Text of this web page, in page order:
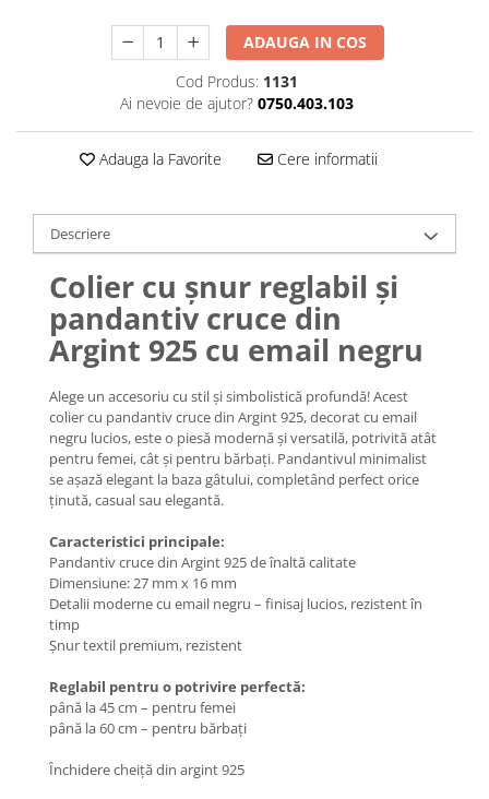
Lănțișoare cu Semilună
Lănțișoare cu Zodii
Lănțișoare cu Animale
Lănțișoare cu Pietre Naturale
Coliere cu Perle Naturale
COLIERE ȘNUR REGLABIL
Coliere cu Inimioare
Coliere cu Cruce
Coliere cu Stea
Coliere cu Soare
Coliere cu Semilună
Coliere cu Zodii
Coliere cu Flori
Coliere cu Molecule
Coliere Diverse
BRĂȚĂRI
BRĂȚĂRI CU ȘNUR REGLABIL
Brățări din Argint cu șnur reglabil
BRĂȚĂRI CU PIETRE SEMIPREȚIOASE
Brățări din Aur cu pietre
semiprețioase
ADAUGA IN COS
Cod Produs: 1131
Ai nevoie de ajutor? 0750.403.103
Adauga la Favorite Cere informatii
Descriere
Colier cu șnur reglabil și
pandantiv cruce din
Argint 925 cu email negru
Alege un accesoriu cu stil și simbolistică profundă! Acest
colier cu pandantiv cruce din Argint 925, decorat cu email
negru lucios, este o piesă modernă și versatilă, potrivită atât
pentru femei, cât și pentru bărbați. Pandantivul minimalist
se așază elegant la baza gâtului, completând perfect orice
ținută, casual sau elegantă.
Caracteristici principale:
Pandantiv cruce din Argint 925 de înaltă calitate
Dimensiune: 27 mm x 16 mm
Detalii moderne cu email negru – finisaj lucios, rezistent în
timp
Șnur textil premium, rezistent
Reglabil pentru o potrivire perfectă:
până la 45 cm – pentru femei
până la 60 cm – pentru bărbați
Închidere cheiță din argint 925